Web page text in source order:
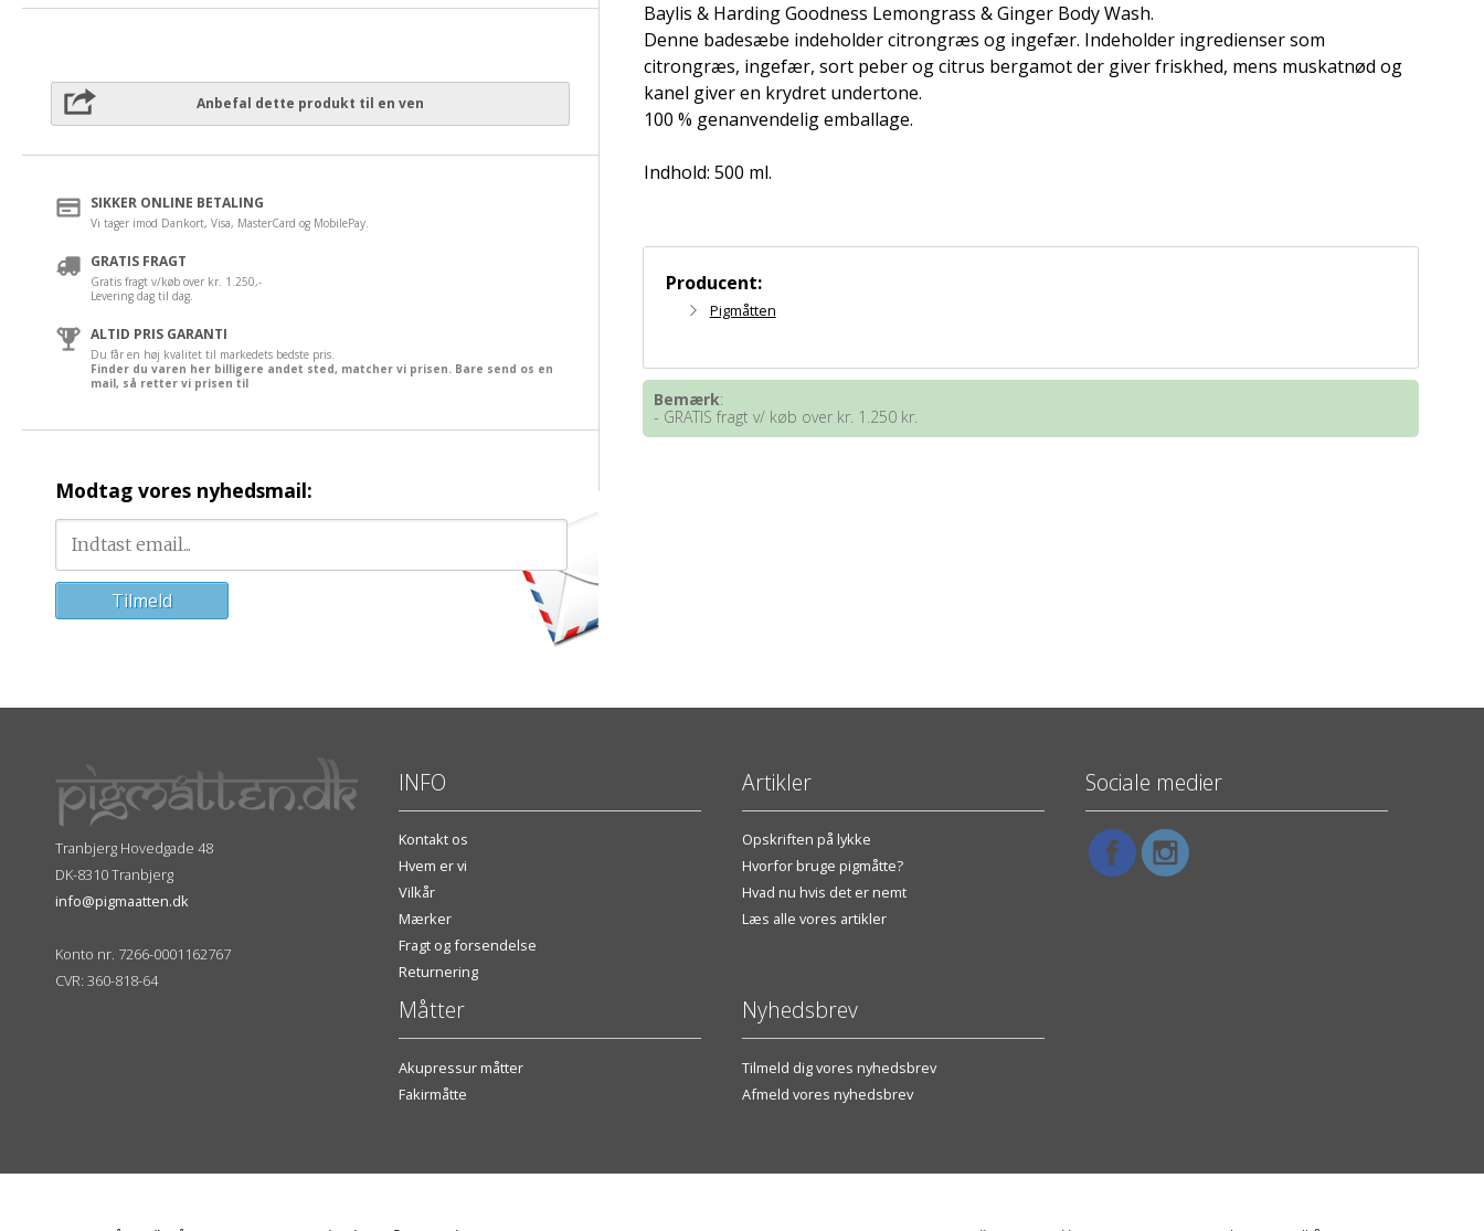
Baylis & Harding Goodness Lemongrass & Ginger Body Wash.
Denne badesæbe indeholder citrongræs og ingefær. Indeholder ingredienser som
citrongræs, ingefær, sort peber og citrus bergamot der giver friskhed, mens muskatnød og
kanel giver en krydret undertone.
100 % genanvendelig emballage.
Indhold: 500 ml.
Producent:
Pigmåtten
Bemærk:
- GRATIS fragt v/ køb over kr. 1.250 kr.
Anbefal dette produkt til en ven
SIKKER ONLINE BETALING
Vi tager imod Dankort, Visa, MasterCard og MobilePay.
GRATIS FRAGT
Gratis fragt v/køb over kr. 1.250,-
Levering dag til dag.
ALTID PRIS GARANTI
Du får en høj kvalitet til markedets bedste pris.
Finder du varen her billigere andet sted, matcher vi prisen. Bare send os en
mail, så retter vi prisen til
Modtag vores nyhedsmail:
Tranbjerg Hovedgade 48
DK-8310 Tranbjerg
info@pigmaatten.dk
Konto nr. 7266-0001162767
CVR: 360-818-64
INFO
Kontakt os
Hvem er vi
Vilkår
Mærker
Fragt og forsendelse
Returnering
Måtter
Akupressur måtter
Fakirmåtte
Artikler
Opskriften på lykke
Hvorfor bruge pigmåtte?
Hvad nu hvis det er nemt
Læs alle vores artikler
Nyhedsbrev
Tilmeld dig vores nyhedsbrev
Afmeld vores nyhedsbrev
Sociale medier